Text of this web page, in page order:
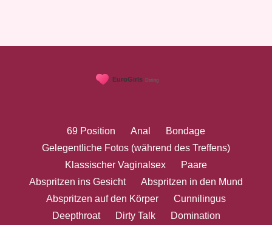
69 Position Anal
Bondage
Gelegentliche Fotos (während des Treffens)
Klassischer Vaginalsex
Paare
Abspritzen ins Gesicht
Abspritzen in den Mund
Abspritzen auf den Körper
Cunnilingus
Deepthroat
Dirty Talk
Domination